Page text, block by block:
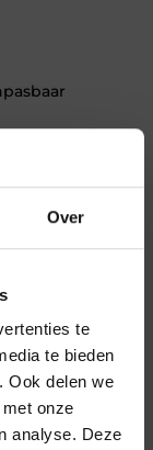
Over
te
te bieden
Ook delen we
onze
analyse. Deze
×